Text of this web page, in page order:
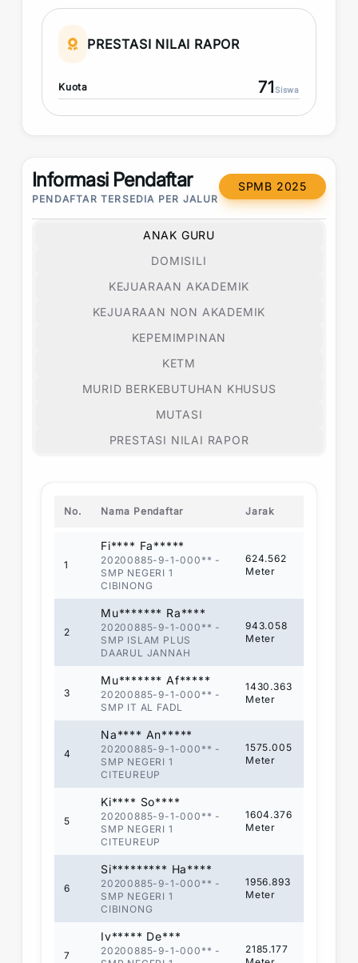
PRESTASI NILAI RAPOR
Kuota 71Siswa
Informasi Pendaftar
PENDAFTAR TERSEDIA PER JALUR
SPMB 2025
ANAK GURU
DOMISILI
KEJUARAAN AKADEMIK
KEJUARAAN NON AKADEMIK
KEPEMIMPINAN
KETM
MURID BERKEBUTUHAN KHUSUS
MUTASI
PRESTASI NILAI RAPOR
No. Nama Pendaftar Jarak
1
Fi**** Fa*****
20200885-9-1-000** -
SMP NEGERI 1
CIBINONG
624.562
Meter
2
Mu******* Ra****
20200885-9-1-000** -
SMP ISLAM PLUS
DAARUL JANNAH
943.058
Meter
3
Mu******* Af*****
20200885-9-1-000** -
SMP IT AL FADL
1430.363
Meter
4
Na**** An*****
20200885-9-1-000** -
SMP NEGERI 1
CITEUREUP
1575.005
Meter
5
Ki**** So****
20200885-9-1-000** -
SMP NEGERI 1
CITEUREUP
1604.376
Meter
6
Si********* Ha****
20200885-9-1-000** -
SMP NEGERI 1
CIBINONG
1956.893
Meter
7
Iv***** De***
20200885-9-1-000** -
2185.177